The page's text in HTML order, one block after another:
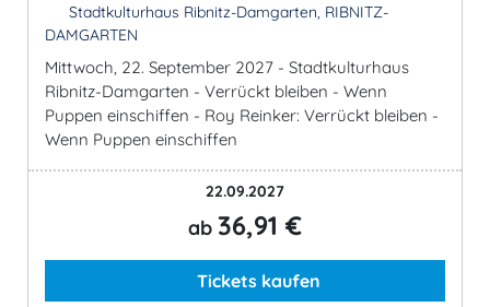
Stadtkulturhaus Ribnitz-Damgarten, RIBNITZ-
DAMGARTEN
Mittwoch, 22. September 2027 - Stadtkulturhaus
Ribnitz-Damgarten - Verrückt bleiben - Wenn
Puppen einschiffen - Roy Reinker: Verrückt bleiben -
Wenn Puppen einschiffen
22.09.2027
ab 36,91 €
Tickets kaufen